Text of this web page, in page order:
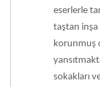
eserlerle
taştan
korunmuş
sokakları